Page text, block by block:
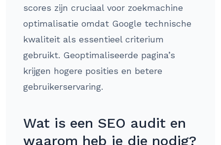
scores zijn cruciaal voor zoekmachine
optimalisatie omdat Google technische
kwaliteit als essentieel criterium
gebruikt. Geoptimaliseerde pagina’s
krijgen hogere posities en betere
gebruikerservaring.
Wat is een SEO audit en
waarom heb je die nodig?